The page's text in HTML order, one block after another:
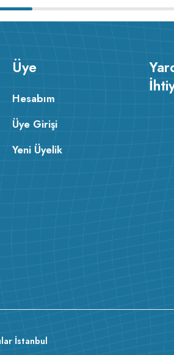
Üye
Hesabım
Üye Girişi
Yeni Üyelik
İstanbul